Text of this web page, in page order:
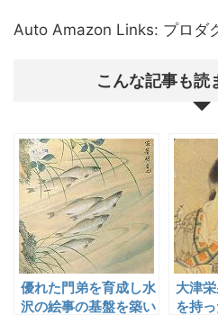
Auto Amazon Links: プロダ
こんな記事も読
優れた門弟を育成し水
沢の絵事の基盤を築い
大津
を持